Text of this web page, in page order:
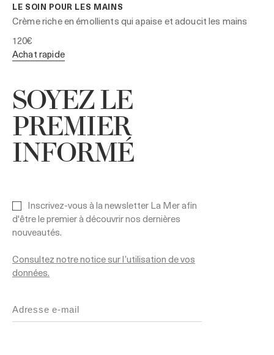
LE SOIN POUR LES MAINS
Crème riche en émollients qui apaise et adoucit les mains
120€
achat rapide
SOYEZ LE
PREMIER
INFORMÉ
Inscrivez-vous à la newsletter La Mer afin
d'être le premier à découvrir nos dernières
nouveautés.
Consultez notre notice sur l’utilisation de vos
données.